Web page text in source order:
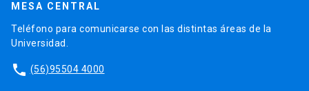
MESA CENTRAL
Teléfono para comunicarse con las distintas áreas de la
Universidad.
phone (56)95504 4000